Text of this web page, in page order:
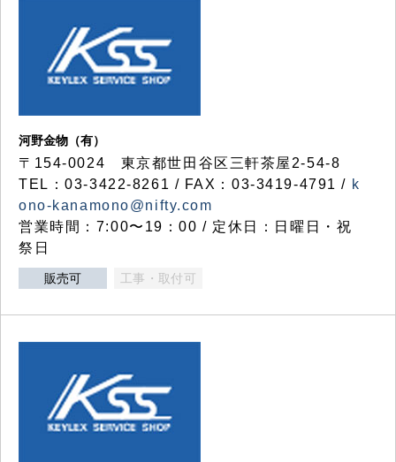
河野金物（有）
〒154-0024 東京都世田谷区三軒茶屋2-54-8
TEL：03-3422-8261 / FAX：03-3419-4791 / k
ono-kanamono@nifty.com
営業時間：7:00〜19：00 / 定休日：日曜日・祝
祭日
販売可 工事・取付可